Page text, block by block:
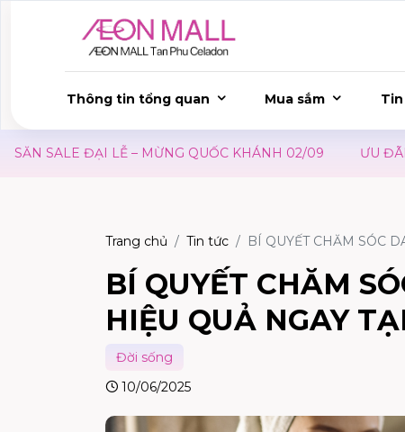
Thông tin tổng quan Mua sắm
MỪNG QUỐC KHÁNH 02/09 ƯU ĐÃI WAON TẠI
Trang chủ Tin tức BÍ QUYẾT CHĂM SÓC
BÍ QUYẾT CHĂM
HIỆU QUẢ NGAY
Đời sống
10/06/2025